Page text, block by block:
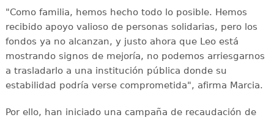
"Como familia, hemos hecho todo lo posible. Hemos
recibido apoyo valioso de personas solidarias, pero los
fondos ya no alcanzan, y justo ahora que Leo está
mostrando signos de mejoría, no podemos arriesgarnos
a trasladarlo a una institución pública donde su
estabilidad podría verse comprometida", afirma Marcia.
Por ello, han iniciado una campaña de recaudación de